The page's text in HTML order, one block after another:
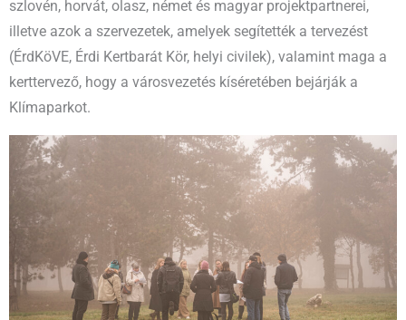
szlovén, horvát, olasz, német és magyar projektpartnerei,
illetve azok a szervezetek, amelyek segítették a tervezést
(ÉrdKöVE, Érdi Kertbarát Kör, helyi civilek), valamint maga a
kerttervező, hogy a városvezetés kíséretében bejárják a
Klímaparkot.